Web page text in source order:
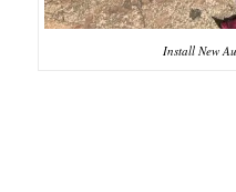
Install New